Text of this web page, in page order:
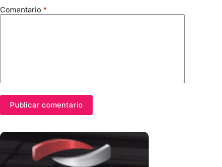
Comentario *
Publicar comentario